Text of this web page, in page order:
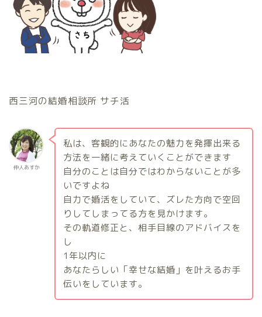
西三河の結婚相談所 サチ活
仲人あすか
私は、客観的にあなたの魅力を発揮出来る
方法を一緒に考えていくことができます
自分のことは自分ではわからないことが多
いですよね
自力で婚活をしていて、ズレた方向で空回
りしてしまってる方を見かけます。
その軌道修正と、相手目線のアドバイスを
し
1 年以内に
あなたらしい「幸せな結婚」を叶えるお手
伝いをしています。